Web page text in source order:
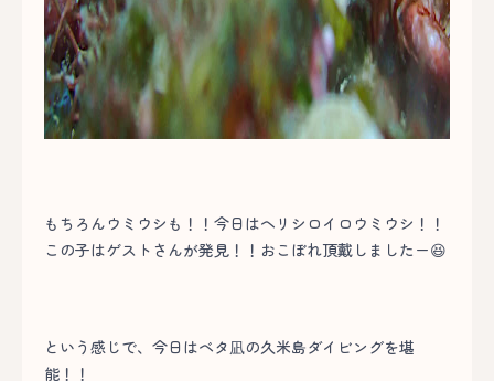
もちろんウミウシも！！今日はヘリシロイロウミウシ！！
この子はゲストさんが発見！！おこぼれ頂戴しましたー😆
という感じで、今日はベタ凪の久米島ダイビングを堪
能！！